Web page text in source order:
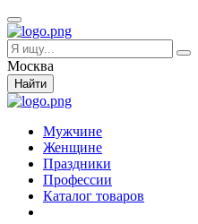
Москва
Найти
Мужчине
Женщине
Праздники
Профессии
Каталог товаров